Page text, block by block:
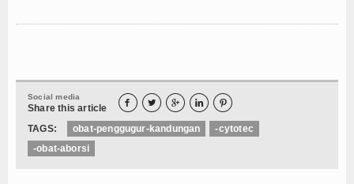
Social media
Share this article     
TAGS: obat-penggugur-kandungan
-cytotec
-obat-aborsi